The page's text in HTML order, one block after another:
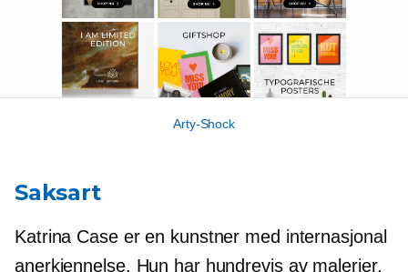
Arty-Shock
Saksart
Katrina Case er en kunstner med internasjonal
anerkjennelse. Hun har hundrevis av malerier,